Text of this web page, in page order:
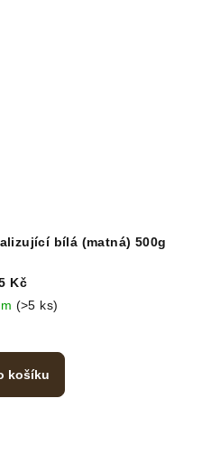
bílá (matná) 500g
Kč
(>5 ks)
košíku